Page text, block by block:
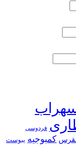
فردوسی
کمبوجیه یبوست